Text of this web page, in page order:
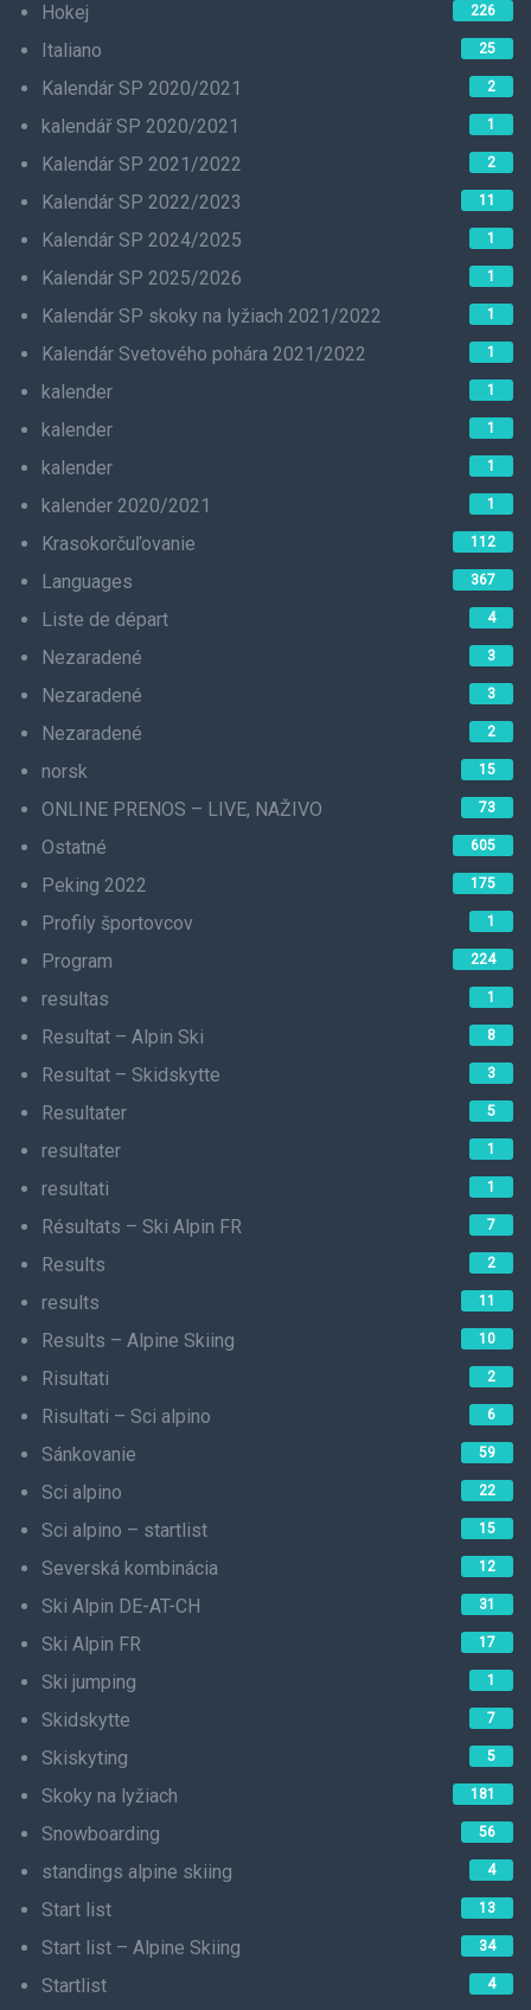
Hokej 226
Italiano 25
Kalendár SP 2020/2021 2
kalendář SP 2020/2021 1
Kalendár SP 2021/2022 2
Kalendár SP 2022/2023 11
Kalendár SP 2024/2025 1
Kalendár SP 2025/2026 1
Kalendár SP skoky na lyžiach 2021/2022 1
Kalendár Svetového pohára 2021/2022 1
kalender 1
kalender 1
kalender 1
kalender 2020/2021 1
Krasokorčuľovanie 112
Languages 367
Liste de départ 4
Nezaradené 3
Nezaradené 3
Nezaradené 2
norsk 15
ONLINE PRENOS – LIVE, NAŽIVO 73
Ostatné 605
Peking 2022 175
Profily športovcov 1
Program 224
resultas 1
Resultat – Alpin Ski 8
Resultat – Skidskytte 3
Resultater 5
resultater 1
resultati 1
Résultats – Ski Alpin FR 7
Results 2
results 11
Results – Alpine Skiing 10
Risultati 2
Risultati – Sci alpino 6
Sánkovanie 59
Sci alpino 22
Sci alpino – startlist 15
Severská kombinácia 12
Ski Alpin DE-AT-CH 31
Ski Alpin FR 17
Ski jumping 1
Skidskytte 7
Skiskyting 5
Skoky na lyžiach 181
Snowboarding 56
standings alpine skiing 4
Start list 13
Start list – Alpine Skiing 34
Startlist 4